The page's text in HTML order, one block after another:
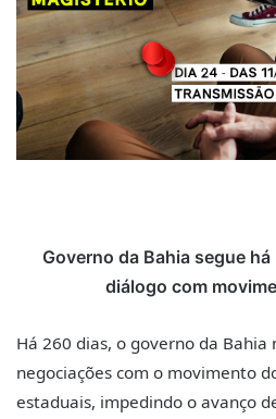
Governo da Bahia segue
diálogo com
Há 260 dias, o governo da
negociações com o movimento
estaduais, impedindo o avanço